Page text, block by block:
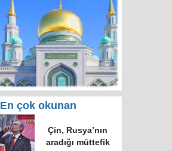
En çok okunan
Çin, Rusya’nın
aradığı müttefik